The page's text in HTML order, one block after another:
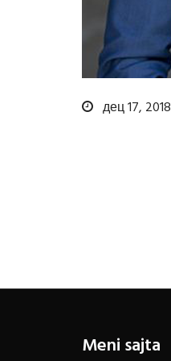
дец 17, 2018
Meni sajta